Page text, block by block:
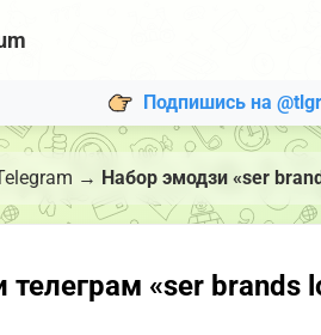
Подпишись на
→ Набор эмодзи «ser
«ser brands